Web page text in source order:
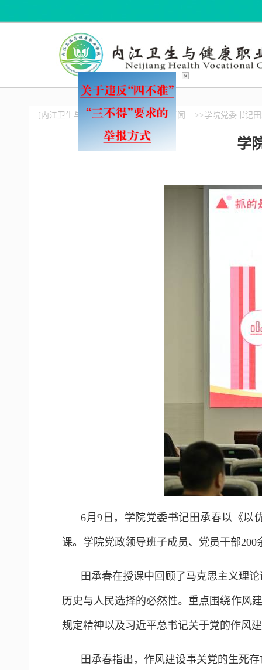
[内江卫生与健康职业学院] >>校园新闻 >>学院党委书记
学
6月9日，学院党委书记田承春以《以
课。学院党政领导班子成员、党员干部200
田承春在授课中回顾了马克思主义理
历史与人民选择的必然性。重点围绕作风
规定精神以及习近平总书记关于党的作风
田承春指出，作风建设事关党的生死
×